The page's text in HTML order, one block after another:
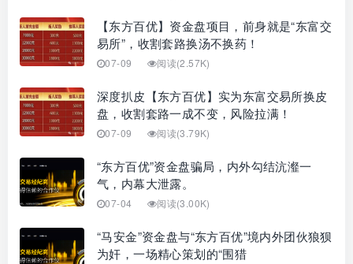
【东方百优】资金盘项目，前身就是“东富交
易所”，收割套路换汤不换药！
07-09 阅读(2.57K)
深度扒皮【东方百优】实为东富交易所换皮
盘，收割套路一成不变，风险拉满！
07-09 阅读(3.79K)
“东方百优”资金盘骗局，内外勾结沆瀣一
气，内幕大泄露。
07-04 阅读(3.00K)
“马安金”资金盘与“东方百优”境内外团伙狼狈
为奸，一场精心策划的“围猎